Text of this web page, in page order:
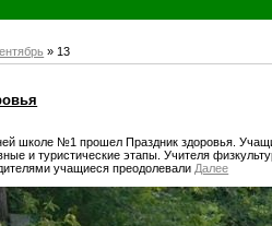
» 13
школе №1 прошел Праздник здоровья.
и туристические этапы. Учителя
учащиеся преодолевалиДалее